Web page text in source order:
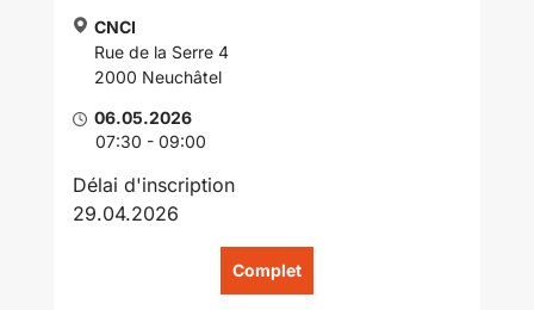
CNCI
Rue de la Serre 4
2000 Neuchâtel
06.05.2026
07:30 - 09:00
Délai d'inscription
29.04.2026
Complet